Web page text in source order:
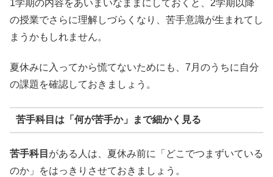
1学期の内容をあいまいなままにしておくと、2学期以降
の授業でさらに理解しづらくなり、苦手意識が生まれてし
まうかもしれません。
夏休みに入ってから慌てないためにも、7月のうちに自分
の課題を確認しておきましょう。
苦手科目は「何が苦手か」まで細かく見る
苦手科目 がある人は、夏休み前に「どこでつまずいている
のか」をはっきりさせておきましょう。